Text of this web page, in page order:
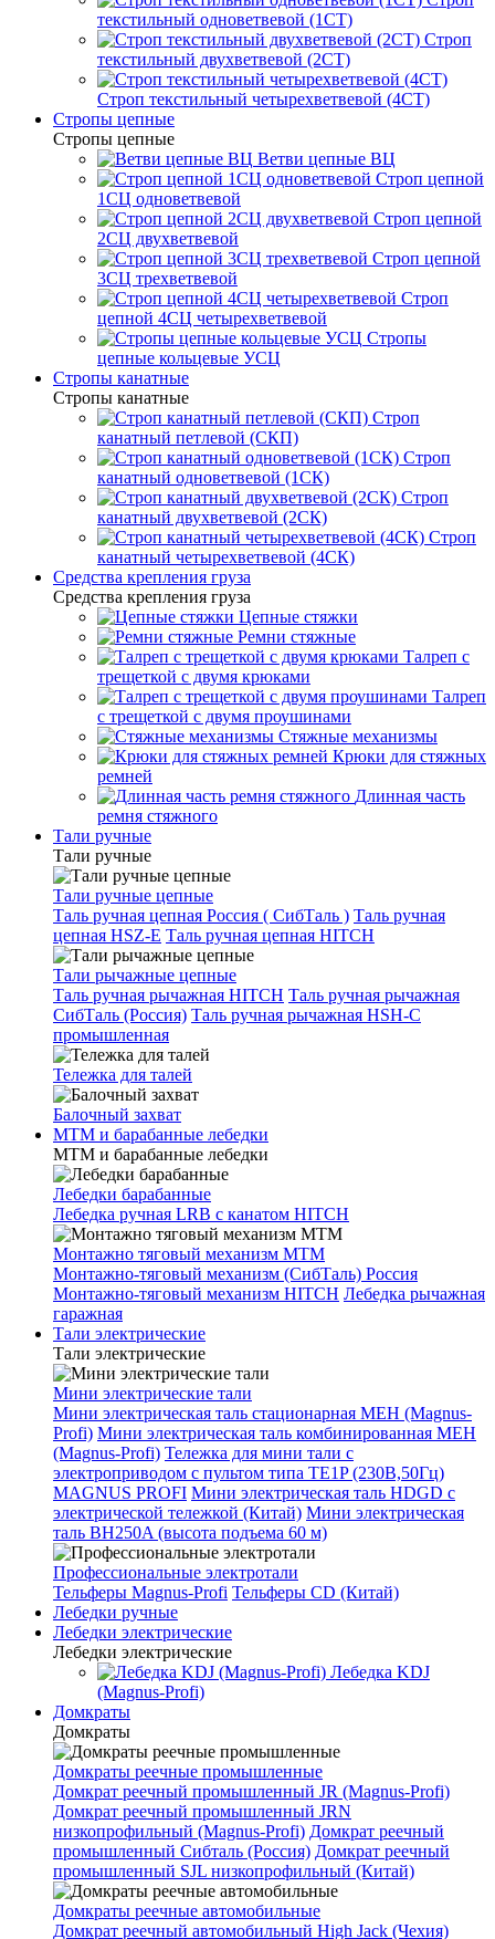
текстильный одноветвевой (1СТ)
Строп
текстильный двухветвевой (2СТ)
Строп текстильный четырехветвевой (4СТ)
Стропы цепные
Стропы цепные
Ветви цепные ВЦ
Строп цепной
1СЦ одноветвевой
Строп цепной
2СЦ двухветвевой
Строп цепной
3СЦ трехветвевой
Строп
цепной 4СЦ четырехветвевой
Стропы
цепные кольцевые УСЦ
Стропы канатные
Стропы канатные
Строп
канатный петлевой (СКП)
Строп
канатный одноветвевой (1СК)
Строп
канатный двухветвевой (2СК)
Строп
канатный четырехветвевой (4СК)
Средства крепления груза
Средства крепления груза
Цепные стяжки
Ремни стяжные
Талреп с
трещеткой с двумя крюками
Талреп
с трещеткой с двумя проушинами
Стяжные механизмы
Крюки для стяжных
ремней
Длинная часть
ремня стяжного
Тали ручные
Тали ручные
Тали ручные цепные
Таль ручная цепная Россия ( СибТаль ) Таль ручная
цепная HSZ-E Таль ручная цепная HITCH
Тали рычажные цепные
Таль ручная рычажная HITCH Таль ручная рычажная
СибТаль (Россия) Таль ручная рычажная HSH-C
промышленная
Тележка для талей
Балочный захват
МТМ и барабанные лебедки
МТМ и барабанные лебедки
Лебедки барабанные
Лебедка ручная LRB с канатом HITCH
Монтажно тяговый механизм МТМ
Монтажно-тяговый механизм (СибТаль) Россия
Монтажно-тяговый механизм HITCH Лебедка рычажная
гаражная
Тали электрические
Тали электрические
Мини электрические тали
Мини электрическая таль стационарная МЕН (Magnus-
Profi) Мини электрическая таль комбинированная МЕН
(Magnus-Profi) Тележка для мини тали с
электроприводом с пультом типа TE1P (230В,50Гц)
MAGNUS PROFI Мини электрическая таль HDGD с
электрической тележкой (Китай) Мини электрическая
таль BH250A (высота подъема 60 м)
Профессиональные электротали
Тельферы Magnus-Profi Тельферы CD (Китай)
Лебедки ручные
Лебедки электрические
Лебедки электрические
Лебедка KDJ
(Magnus-Profi)
Домкраты
Домкраты
Домкраты реечные промышленные
Домкрат реечный промышленный JR (Magnus-Profi)
Домкрат реечный промышленный JRN
низкопрофильный (Magnus-Profi) Домкрат реечный
промышленный Сибталь (Россия) Домкрат реечный
промышленный SJL низкопрофильный (Китай)
Домкраты реечные автомобильные
Домкрат реечный автомобильный High Jack (Чехия)